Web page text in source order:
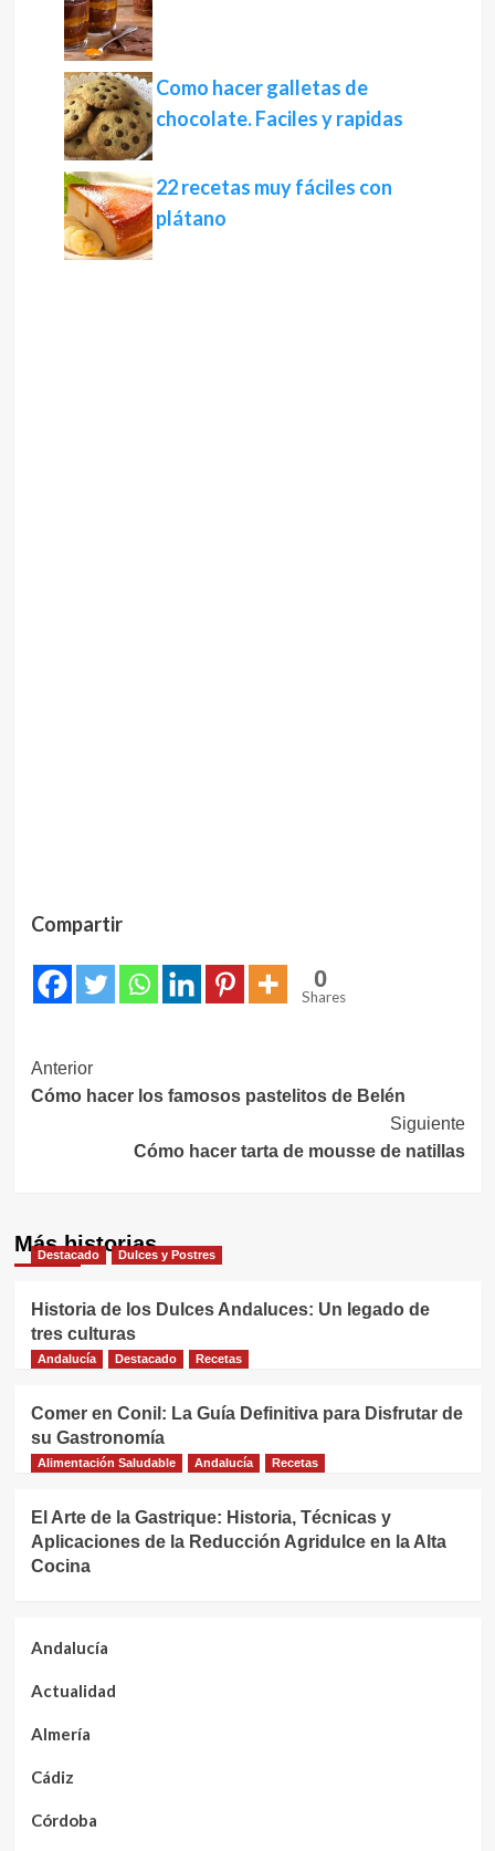
Como hacer galletas de
chocolate. Faciles y rapidas
22 recetas muy fáciles con
plátano
Compartir
0
Shares
Navegación
de
entradas
Anterior
Cómo hacer los famosos pastelitos de Belén
Siguiente
Cómo hacer tarta de mousse de natillas
Más historias
Destacado Dulces y Postres
Historia de los Dulces Andaluces: Un legado de
tres culturas
Andalucía Destacado Recetas
Comer en Conil: La Guía Definitiva para Disfrutar de
su Gastronomía
Alimentación Saludable Andalucía Recetas
El Arte de la Gastrique: Historia, Técnicas y
Aplicaciones de la Reducción Agridulce en la Alta
Cocina
Andalucía
Actualidad
Almería
Cádiz
Córdoba